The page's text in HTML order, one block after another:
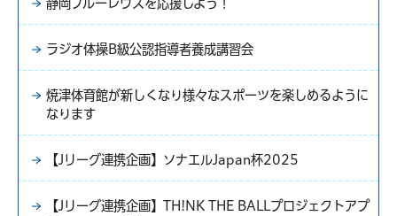
静岡ブルーレヴズを応援しよう！
ラジオ体操B級公認指導者養成講習会
焼津体育館が新しくなり様々なスポーツを楽しめるように
なります
【Jリーグ連携企画】ソナエルJapan杯2025
【Jリーグ連携企画】TH!NK THE BALLプロジェクトアプ